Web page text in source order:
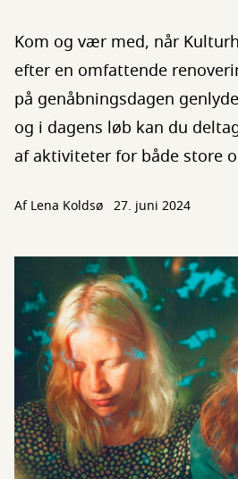
Kom og vær med, når
efter en omfattende
på genåbningsdagen
og i dagens løb kan du
af aktiviteter for både store
Af Lena Koldsø 27. juni 2024